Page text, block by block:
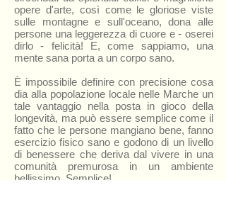
opere d'arte, così come le gloriose viste
sulle montagne e sull'oceano, dona alle
persone una leggerezza di cuore e - oserei
dirlo - felicità! E, come sappiamo, una
mente sana porta a un corpo sano.
È impossibile definire con precisione cosa
dia alla popolazione locale nelle Marche un
tale vantaggio nella posta in gioco della
longevità, ma può essere semplice come il
fatto che le persone mangiano bene, fanno
esercizio fisico sano e godono di un livello
di benessere che deriva dal vivere in una
comunità premurosa in un ambiente
bellissimo. Semplice!